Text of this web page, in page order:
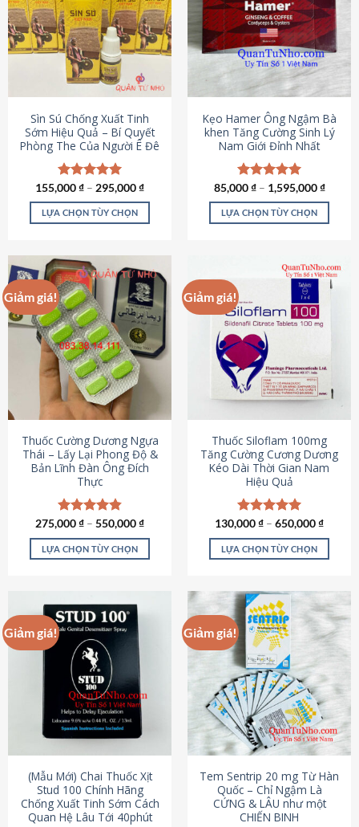
thể.
Các
tùy
chọn
có
thể
được
chọn
trên
trang
sản
phẩm
Sìn Sú Chống Xuất Tinh
Sớm Hiệu Quả – Bí Quyết
Phòng The Của Người Ê Đê
Được xếp
hạng4.95
5 sao
155,000₫ – 295,000₫
LỰA CHỌN TÙY CHỌN
này
có
nhiều
biến
thể.
Các
tùy
chọn
có
thể
chọn
trên
trang
sản
phẩm
Kẹo Hamer Ông Ngậm Bà
khen Tăng Cường Sinh Lý
Nam Giới Đỉnh Nhất
Được xếp
hạng5.00
5 sao
85,000₫– 1,595,000₫
LỰA CHỌN TÙY CHỌN
này
nhiều
biến
tùy
chọn
có
được
chọn
trên
trang
sản
phẩm
Giảm giá!
Thuốc Cường Dương Ngựa
Thái – Lấy Lại Phong Độ &
Bản Lĩnh Đàn Ông Đích
Thực
Được xếp
hạng4.87
5 sao
275,000₫ – 550,000₫
LỰA CHỌN TÙY CHỌN
có
nhiều
biến
thể.
Các
tùy
chọn
được
chọn
trên
trang
Giảm giá!
Thuốc Siloflam 100mg
Tăng Cường Cương Dương
Kéo Dài Thời Gian Nam
Hiệu Quả
Được xếp
hạng5.00
5 sao
130,000₫ – 650,000₫
LỰA CHỌN TÙY CHỌN
này
có
nhiều
biến
thể.
Các
tùy
chọn
có
thể
chọn
trên
trang
Giảm giá!
(Mẫu Mới) Chai Thuốc Xịt
Stud 100 Chính Hãng
Chống Xuất Tinh Sớm Cách
Quan Hệ Lâu Tới 40phút
Giảm giá!
Tem Sentrip 20 mg Từ Hàn
Quốc – Chỉ Ngậm Là
CỨNG & LÂU như một
CHIẾN BINH